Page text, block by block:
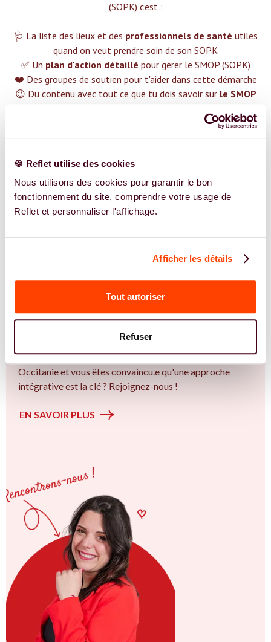
🍪 Reflet utilise des cookies
Nous utilisons des cookies pour garantir le bon
fonctionnement du site, comprendre votre usage de
Reflet et personnaliser l'affichage.
Afficher les détails
Tout autoriser
Refuser
(SOPK) c'est :‍
🩺 La liste des lieux et des professionnels de santé utiles
quand on veut prendre soin de son SOPK
✅ Un plan d'action détaillé pour gérer le SMOP (SOPK)
❤️ Des groupes de soutien pour t'aider dans cette démarche
😉 Du contenu avec tout ce que tu dois savoir sur le SMOP
Plus de 400 femmes déjà accompagnées !
Vous êtes Gynécologue expert.e.s en SMOP
Vous êtes Gynécologue spécialiste dans dans
thématique de la fertilité et particulièrement sur le Bien
plus qu’un trouble de la fertilité. Vous êtes à Béziers ou en
Occitanie et vous êtes convaincu.e qu'une approche
intégrative est la clé ? Rejoignez-nous !
EN SAVOIR PLUS